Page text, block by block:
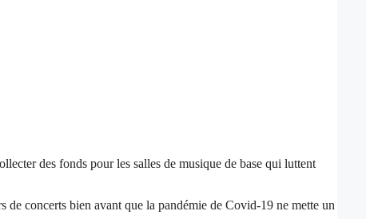
des fonds pour les salles de musique de base qui luttent
de concerts bien avant que la pandémie de Covid-19 ne mette un